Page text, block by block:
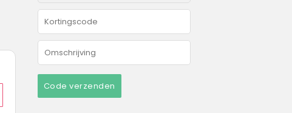
Code verzenden